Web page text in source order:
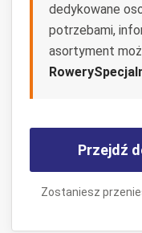
dedykowane
potrzebami,
asortyment
Przejdź
Zostaniesz